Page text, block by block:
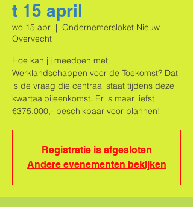
t 15 april
wo 15 apr
  |
Ondernemersloket Nieuw
Overvecht
Hoe kan jij meedoen met
Werklandschappen voor de Toekomst? Dat
is de vraag die centraal staat tijdens deze
kwartaalbijeenkomst. Er is maar liefst
€375.000,- beschikbaar voor plannen!
Registratie is afgesloten
Andere evenementen bekijken